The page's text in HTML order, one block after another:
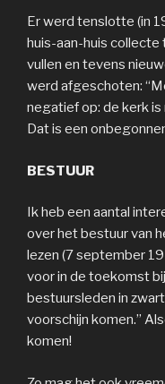
Er werd tenslotte (in
huis-aan-huis collecte
vullen en tevens
werd afgeschoten:
negatief op: de kerk
Dat is een
BESTUUR
Ik heb een aantal
over het bestuur van
lezen (7 september
voor in de toekomst
bestuursleden in
voorschijn komen.”
komen!